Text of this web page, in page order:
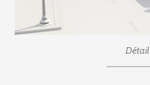
Détail